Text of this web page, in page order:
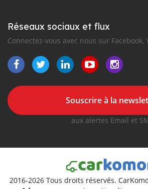
Réseaux sociaux et flux
Connectez-vous avec nous sur
Souscrire à la
aux alertes Email et
2016-2026 Tous droits réservés.